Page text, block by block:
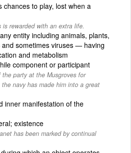
chances to play, lost when a
is rewarded with an extra life.
entity including animals, plants,
sometimes viruses — having
and metabolism
component or participant
party at the Musgroves for
navy has made him into a great
inner manifestation of the
existence
has been marked by continual